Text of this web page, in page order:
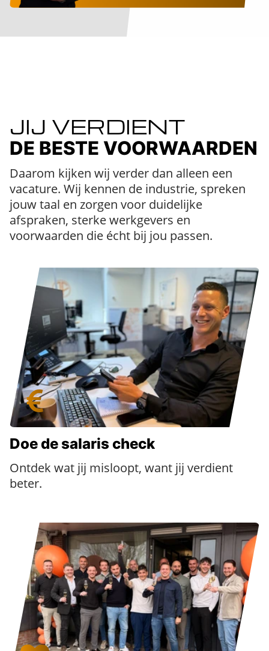
JIJ VERDIENT
DE BESTE VOORWAARDEN
Daarom kijken wij verder dan alleen een
vacature. Wij kennen de industrie, spreken
jouw taal en zorgen voor duidelijke
afspraken, sterke werkgevers en
voorwaarden die écht bij jou passen.
Doe de salaris check
Ontdek wat jij misloopt, want jij verdient
beter.